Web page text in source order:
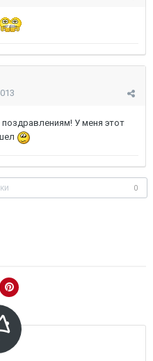
У меня этот
0